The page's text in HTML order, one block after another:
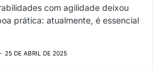
com agilidade deixou
prática: atualmente, é essencial
25 DE ABRIL DE 2025